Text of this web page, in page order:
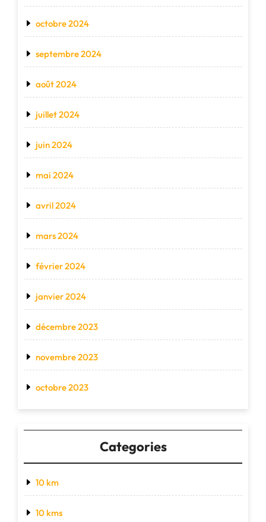
octobre 2024
septembre 2024
août 2024
juillet 2024
juin 2024
mai 2024
avril 2024
mars 2024
février 2024
janvier 2024
décembre 2023
novembre 2023
octobre 2023
Categories
10 km
10 kms